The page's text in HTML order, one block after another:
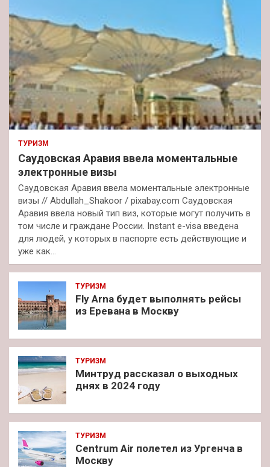
ТУРИЗМ
Саудовская Аравия ввела моментальные
электронные визы
Саудовская Аравия ввела моментальные электронные
визы // Abdullah_Shakoor / pixabay.com Саудовская
Аравия ввела новый тип виз, которые могут получить в
том числе и граждане России. Instant e-visa введена
для людей, у которых в паспорте есть действующие и
уже как…
ТУРИЗМ
Fly Arna будет выполнять рейсы
из Еревана в Москву
ТУРИЗМ
Минтруд рассказал о выходных
днях в 2024 году
ТУРИЗМ
Centrum Air полетел из Ургенча в
Москву